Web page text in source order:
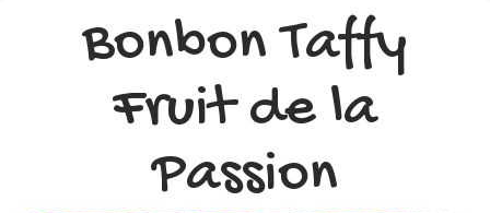
Bonbon Taffy
Fruit de la
Passion